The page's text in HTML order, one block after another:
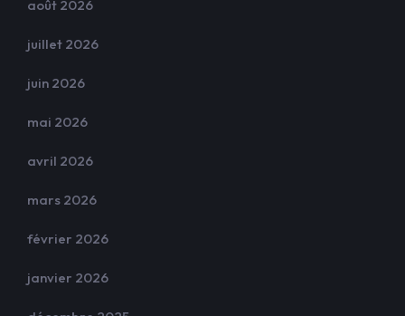
août 2026
juillet 2026
juin 2026
mai 2026
avril 2026
mars 2026
février 2026
janvier 2026